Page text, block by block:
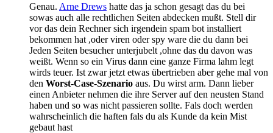
Genau. Arne Drews hatte das ja schon gesagt das du bei
sowas auch alle rechtlichen Seiten abdecken mußt. Stell dir
vor das dein Rechner sich irgendein spam bot installiert
bekommen hat ,oder viren oder spy ware die du dann bei
Jeden Seiten besucher unterjubelt ,ohne das du davon was
weißt. Wenn so ein Virus dann eine ganze Firma lahm legt
wirds teuer. Ist zwar jetzt etwas übertrieben aber gehe mal von
den Worst-Case-Szenario aus. Du wirst arm. Dann lieber
einen Anbieter nehmen die ihre Server auf den neusten Stand
haben und so was nicht passieren sollte. Fals doch werden
wahrscheinlich die haften fals du als Kunde da kein Mist
gebaut hast